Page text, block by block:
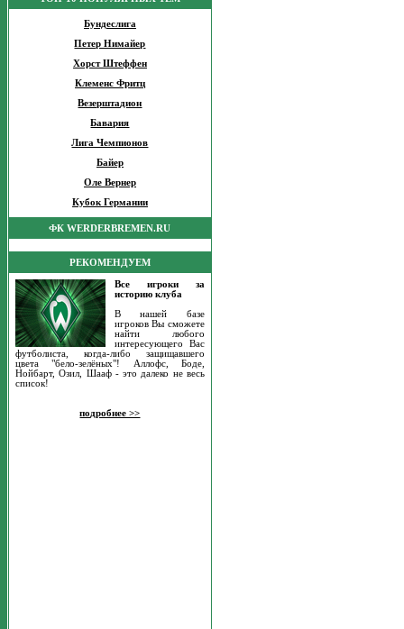
Бундеслига
Петер Нимайер
Хорст Штеффен
Клеменс Фритц
Везерштадион
Бавария
Лига Чемпионов
Байер
Оле Вернер
Кубок Германии
ФК WERDERBREMEN.RU
РЕКОМЕНДУЕМ
Все игроки за
историю клуба
В нашей базе
игроков Вы сможете
найти любого
интересующего Вас
футболиста, когда-либо защищавшего
цвета "бело-зелёных"! Аллофс, Боде,
Нойбарт, Озил, Шааф - это далеко не весь
список!
подробнее >>